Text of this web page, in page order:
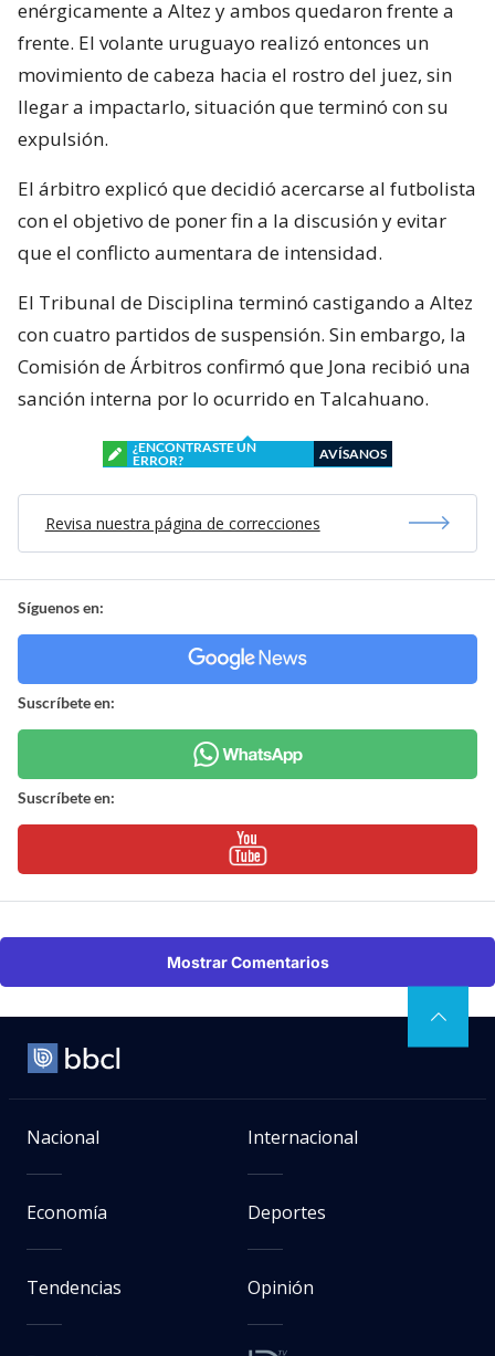
enérgicamente a Altez y ambos quedaron frente a
frente. El volante uruguayo realizó entonces un
movimiento de cabeza hacia el rostro del juez, sin
llegar a impactarlo, situación que terminó con su
expulsión.
El árbitro explicó que decidió acercarse al futbolista
con el objetivo de poner fin a la discusión y evitar
que el conflicto aumentara de intensidad.
El Tribunal de Disciplina terminó castigando a Altez
con cuatro partidos de suspensión. Sin embargo, la
Comisión de Árbitros confirmó que Jona recibió una
sanción interna por lo ocurrido en Talcahuano.
¿ENCONTRASTE UN
ERROR?
AVÍSANOS
Revisa nuestra página de correcciones
Síguenos en:
Suscríbete en:
Suscríbete en:
Mostrar Comentarios
Nacional Internacional
Economía Deportes
Tendencias Opinión